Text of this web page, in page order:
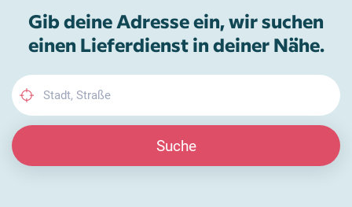
Gib deine Adresse ein, wir suchen
einen Lieferdienst in deiner Nähe.
Suche